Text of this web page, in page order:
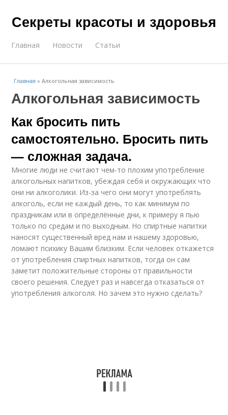
Секреты красоты и здоровья
Главная Новости Статьи
Главная »Алкогольная зависимость
Алкогольная зависимость
Как бросить пить
самостоятельно. Бросить пить
— сложная задача.
Многие люди не считают чем-то плохим употребление
алкогольных напитков, убеждая себя и окружающих что
они ни алкоголики. Из-за чего они могут употреблять
алкоголь, если не каждый день, то как минимум по
праздникам или в определённые дни, к примеру я пью
только по средам и по выходным. Но спиртные напитки
наносят существенный вред нам и нашему здоровью,
ломают психику Вашим близким. Если человек откажется
от употребления спиртных напитков, тогда он сам
заметит положительные стороны от правильности
своего решения. Следует раз и навсегда отказаться от
употребления алкоголя. Но зачем это нужно сделать?